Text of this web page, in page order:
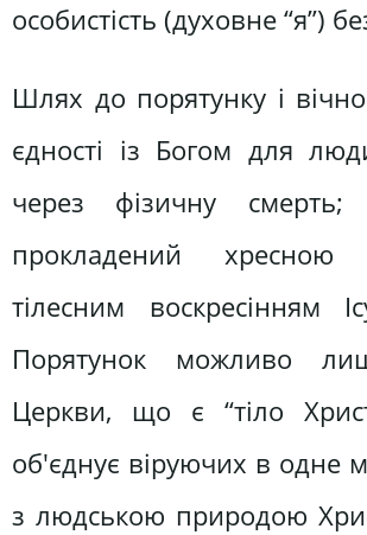
особистість (духовне “я”)
Шлях до порятунку і
єдності із Богом для
через фізичну
прокладений
тілесним воскресінням
Порятунок можливо
Церкви, що є “тіло
об'єднує віруючих в одне
з людською природою